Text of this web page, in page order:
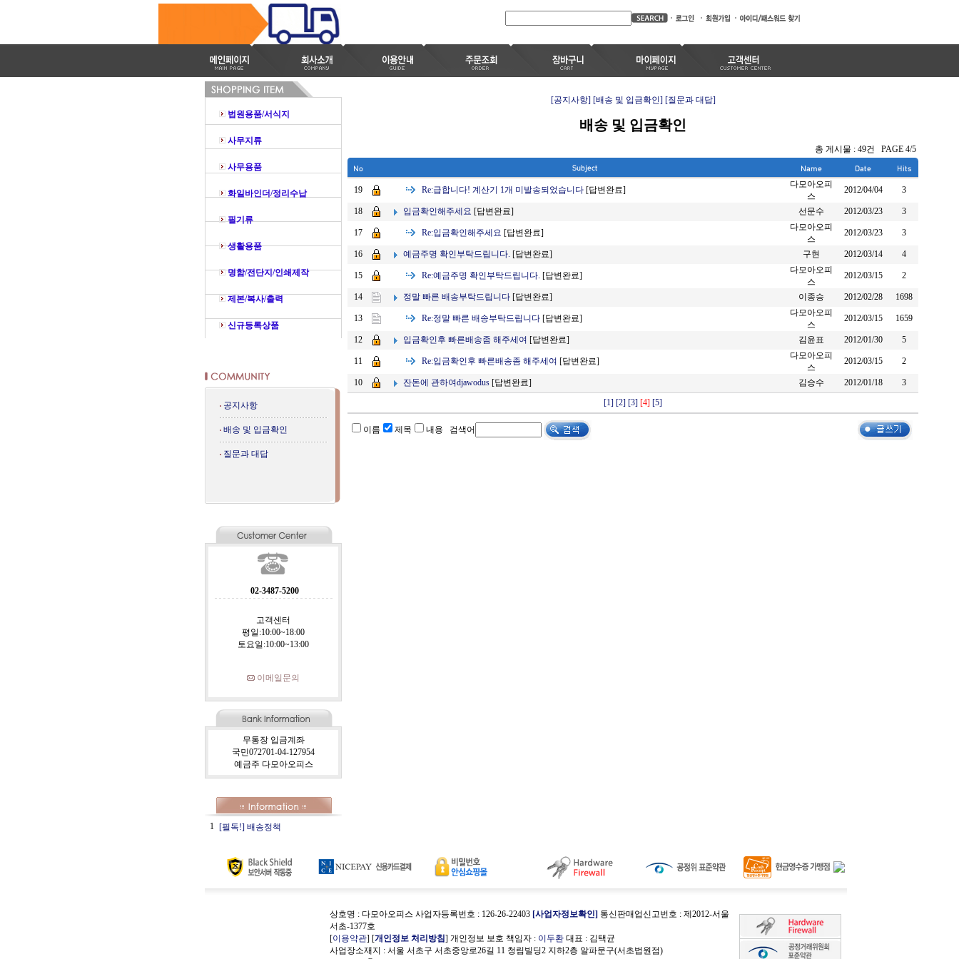
법원용품/서식지
사무지류
사무용품
화일바인더/정리수납
필기류
생활용품
명함/전단지/인쇄제작
제본/복사/출력
신규등록상품
공지사항
배송 및 입금확인
질문과 대답
02-3487-5200
고객센터
평일:10:00~18:00
토요일:10:00~13:00
이메일문의
무통장 입금계좌
국민072701-04-127954
예금주 다모아오피스
1 [필독!] 배송정책
[공지사항] [배송 및 입금확인] [질문과 대답]
배송 및 입금확인
총 게시물 : 49건 PAGE 4/5
19 Re:급합니다! 계산기 1개 미발송되었습니다 [답변완료]
다모아오피
스
2012/04/04 3
18 입금확인해주세요 [답변완료] 선문수 2012/03/23 3
17 Re:입금확인해주세요 [답변완료]
다모아오피
스
2012/03/23 3
16 예금주명 확인부탁드립니다. [답변완료] 구현 2012/03/14 4
15 Re:예금주명 확인부탁드립니다. [답변완료]
다모아오피
스
2012/03/15 2
14 정말 빠른 배송부탁드립니다 [답변완료] 이종승 2012/02/28 1698
13 Re:정말 빠른 배송부탁드립니다 [답변완료]
다모아오피
스
2012/03/15 1659
12 입금확인후 빠른배송좀 해주세여 [답변완료] 김윤표 2012/01/30 5
11 Re:입금확인후 빠른배송좀 해주세여 [답변완료]
다모아오피
스
2012/03/15 2
10 잔돈에 관하여djawodus [답변완료] 김승수 2012/01/18
3
[1] [2] [3] [4] [5]
이름 제목 내용 검색어
상호명 : 다모아오피스 사업자등록번호 : 126-26-22403 [사업자정보확인] 통신판매업신고번호 : 제2012-서울
서초-1377호
[이용약관] [개인정보 처리방침] 개인정보 보호 책임자 : 이두환 대표 : 김택균
사업장소재지 : 서울 서초구 서초중앙로26길 11 청림빌딩2 지하2층 알파문구(서초법원점)